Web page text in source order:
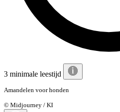
3 minimale leestijd
Amandelen voor honden
© Midjourney / KI